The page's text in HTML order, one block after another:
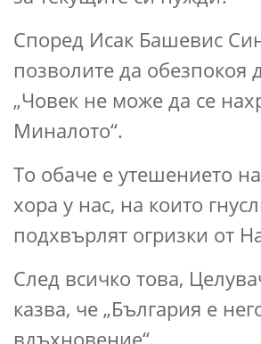
Според Исак Башевис
позволите да обезпокоя
„Човек не може да се
Миналото“.
То обаче е утешението
хора у нас, на които
подхвърлят огризки от
След всичко това,
казва, че „България е